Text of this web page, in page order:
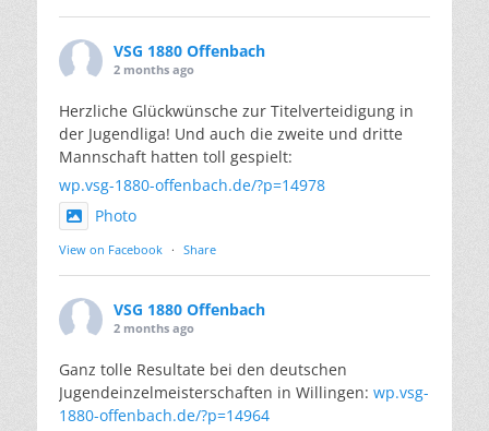
VSG 1880 Offenbach
2 months ago
Herzliche Glückwünsche zur Titelverteidigung in
der Jugendliga! Und auch die zweite und dritte
Mannschaft hatten toll gespielt:
wp.vsg-1880-offenbach.de/?p=14978
Photo
View on Facebook · Share
VSG 1880 Offenbach
2 months ago
Ganz tolle Resultate bei den deutschen
Jugendeinzelmeisterschaften in Willingen: wp.vsg-
1880-offenbach.de/?p=14964